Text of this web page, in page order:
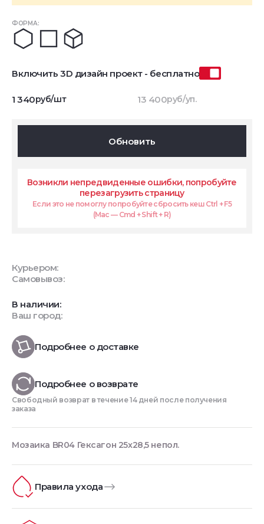
ФОРМА:
Включить 3D дизайн проект - бесплатно
1 340руб/шт 13 400руб/уп.
Обновить
Возникли непредвиденные ошибки, попробуйте
перезагрузить страницу
Если это не помоглу попробуйте сбросить кеш Ctrl + F5
(Mac — Cmd + Shift + R)
Курьером:
Самовывоз:
В наличии:
Ваш город:
Подробнее о доставке
Подробнее о возврате
Свободный возврат в течение 14 дней после получения
заказа
Мозаика BR04 Гексагон 25x28,5 непол.
Правила ухода